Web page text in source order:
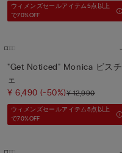
ウィメンズセールアイテム5点以上
で70%OFF
"Get Noticed" Monica ビスチ
ェ
¥ 6,490(-50%)¥ 12,990
ウィメンズセールアイテム5点以上
で70%OFF